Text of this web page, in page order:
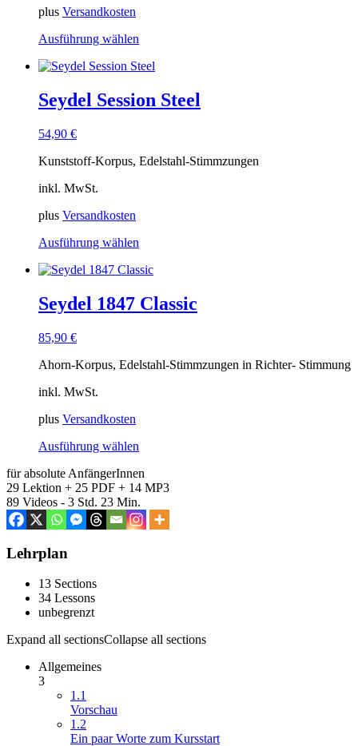
plus Versandkosten
Ausführung wählen
weist
Varianten
auf.
auf
Seydel Session Steel
54,90 €
Kunststoff-Korpus, Edelstahl-Stimmzungen
inkl. MwSt.
plus Versandkosten
Ausführung wählen
weist
Varianten
auf.
auf
Seydel 1847 Classic
85,90 €
Ahorn-Korpus, Edelstahl-Stimmzungen in Richter- Stimmung
inkl. MwSt.
plus Versandkosten
Ausführung wählen
weist
mehrere
Varianten
auf.
Die
werden
für absolute AnfängerInnen
29 Lektion + 25 PDF + 14 MP3
89 Videos - 3 Std. 23 Min.
Lehrplan
13 Sections
34 Lessons
unbegrenzt
Expand all sectionsCollapse all sections
Allgemeines
3
1.1
Vorschau
1.2
Ein paar Worte zum Kursstart